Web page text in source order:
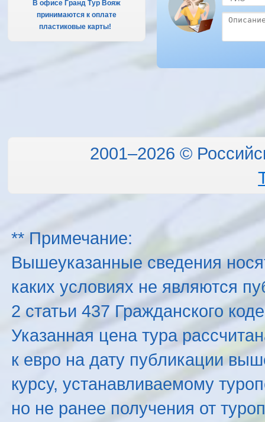
В офисе Гранд Тур Вояж
принимаются к оплате
пластиковые карты!
2001–2026 ©
** Примечание:
Вышеуказанные сведения
каких условиях не являются
2 статьи 437 Гражданского
Указанная цена тура
к евро на дату публикации
курсу, устанавливаемому
но не ранее получения от